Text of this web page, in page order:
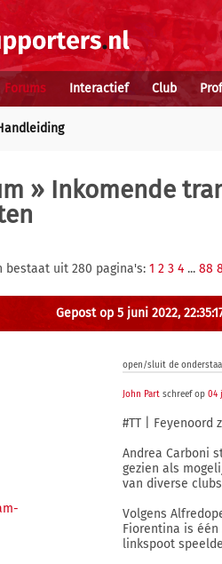
Forums Interactief Club
» Inkomende
bestaat uit 280 pagina's: 1 2 3 4 ... 88
Gepost op 5 juni 2022,
open/sluit de
John Part schreef op04
#TT | Feyenoord
Andrea Carboni
gezien als
van diverse
Volgens
Fiorentina is
linkspoot